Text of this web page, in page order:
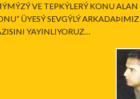
VE TEPKÝLERÝ KONU
ÜYESÝ SEVGÝLÝ
YAYINLIYORUZ…